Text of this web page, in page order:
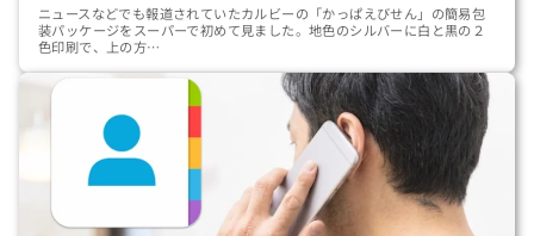
ニュースなどでも報道されていたカルビーの「かっぱえびせん」の簡易包
装パッケージをスーパーで初めて見ました。地色のシルバーに白と黒の２
色印刷で、上の方…